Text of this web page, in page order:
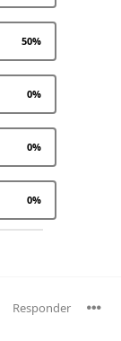
50%
0%
0%
0%
Responder